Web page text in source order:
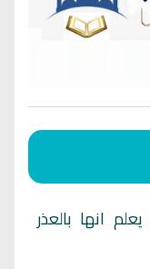
انها بالعذر